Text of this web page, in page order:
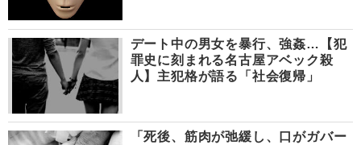
デート中の男女を暴行、強姦…【犯
罪史に刻まれる名古屋アベック殺
人】主犯格が語る「社会復帰」
「死後、筋肉が弛緩し、口がガバー